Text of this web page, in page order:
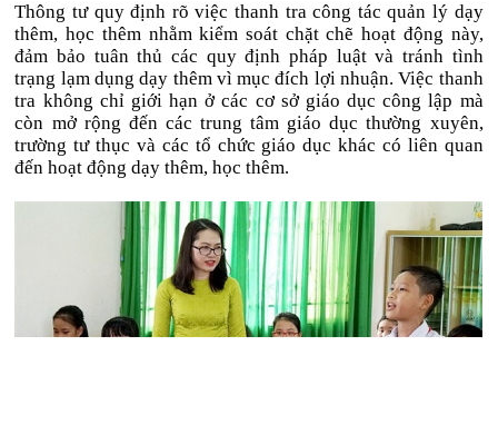
Thông tư quy định rõ việc thanh tra công tác quản lý dạy
thêm, học thêm nhằm kiểm soát chặt chẽ hoạt động này,
đảm bảo tuân thủ các quy định pháp luật và tránh tình
trạng lạm dụng dạy thêm vì mục đích lợi nhuận. Việc thanh
tra không chỉ giới hạn ở các cơ sở giáo dục công lập mà
còn mở rộng đến các trung tâm giáo dục thường xuyên,
trường tư thục và các tổ chức giáo dục khác có liên quan
đến hoạt động dạy thêm, học thêm.